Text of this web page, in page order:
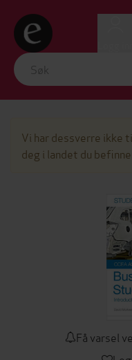
Vi har dessverre ikke
deg i landet du
Få varsel